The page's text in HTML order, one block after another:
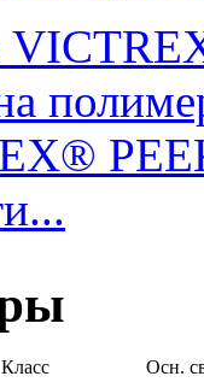
Класс Осн.